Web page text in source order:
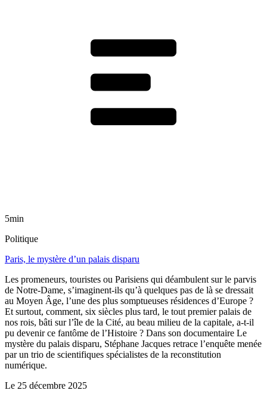
5min
Politique
Paris, le mystère d’un palais disparu
Les promeneurs, touristes ou Parisiens qui déambulent sur le parvis
de Notre-Dame, s’imaginent-ils qu’à quelques pas de là se dressait
au Moyen Âge, l’une des plus somptueuses résidences d’Europe ?
Et surtout, comment, six siècles plus tard, le tout premier palais de
nos rois, bâti sur l’île de la Cité, au beau milieu de la capitale, a-t-il
pu devenir ce fantôme de l’Histoire ? Dans son documentaire Le
mystère du palais disparu, Stéphane Jacques retrace l’enquête menée
par un trio de scientifiques spécialistes de la reconstitution
numérique.
Le 25 décembre 2025